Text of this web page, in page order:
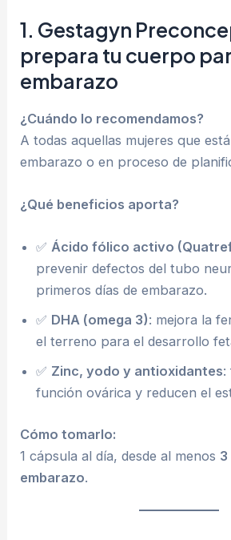
1. Gestagyn
prepara tu cuerpo
embarazo
¿Cuándo lo recomendamos?
A todas aquellas mujeres que
embarazo o en proceso de
¿Qué beneficios aporta?
✅Ácido fólico activo
prevenir defectos del tubo
primeros días de embarazo.
✅ DHA (omega 3): mejora la
el terreno para el desarrollo
✅ Zinc, yodo y antioxidantes:
función ovárica y reducen el
Cómo tomarlo:
1 cápsula al día, desde al menos 3
embarazo.